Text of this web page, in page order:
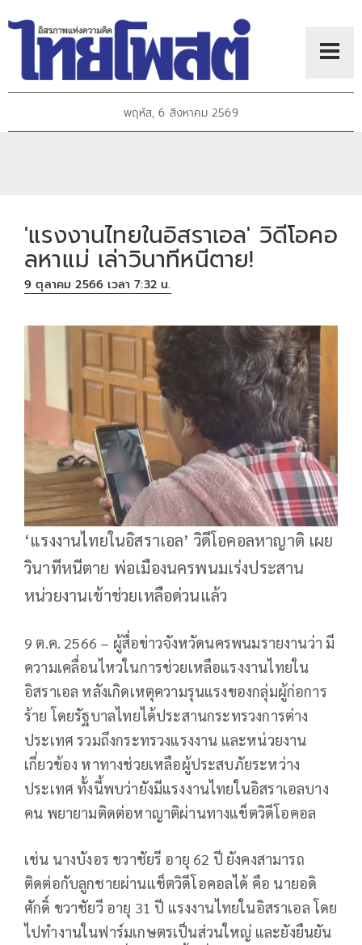
พฤหัส, 6 สิงหาคม 2569
'แรงงานไทยในอิสราเอล' วิดีโอคอ
ลหาแม่ เล่าวินาทีหนีตาย!
9 ตุลาคม 2566 เวลา 7:32 น.
‘แรงงานไทยในอิสราเอล’ วิดีโอคอลหาญาติ เผย
วินาทีหนีตาย พ่อเมืองนครพนมเร่งประสาน
หน่วยงานเข้าช่วยเหลือด่วนแล้ว
9 ต.ค. 2566 – ผู้สื่อข่าวจังหวัดนครพนมรายงานว่า มี
ความเคลื่อนไหวในการช่วยเหลือแรงงานไทยใน
อิสราเอล หลังเกิดเหตุความรุนแรงของกลุ่มผู้ก่อการ
ร้าย โดยรัฐบาลไทยได้ประสานกระทรวงการต่าง
ประเทศ รวมถึงกระทรวงแรงงาน และหน่วยงาน
เกี่ยวข้อง หาทางช่วยเหลือผู้ประสบภัยระหว่าง
ประเทศ ทั้งนี้พบว่ายังมีแรงงานไทยในอิสราเอลบาง
คน พยายามติดต่อหาญาติผ่านทางแช็ตวิดีโอคอล
เช่น นางบังอร ขวาชัยรี อายุ 62 ปี ยังคงสามารถ
ติดต่อกับลูกชายผ่านแช็ตวิดีโอคอลได้ คือ นายอดิ
ศักดิ์ ขวาชัยวี อายุ 31 ปี แรงงานไทยในอิสราเอล โดย
ไปทำงานในฟาร์มเกษตรเป็นส่วนใหญ่ และยังยืนยัน